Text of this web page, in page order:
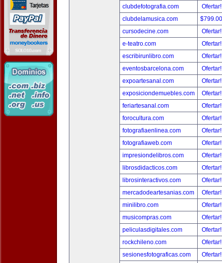
clubdefotografia.com
clubdelamusica.com
cursodecine.com
e-teatro.com
escribirunlibro.com
eventosbarcelona.com
expoartesanal.com
exposiciondemuebles.com
feriartesanal.com
forocultura.com
fotografiaenlinea.com
fotografiaweb.com
impresiondelibros.com
librosdidacticos.com
librosinteractivos.com
mercadodeartesanias.com
minilibro.com
musicompras.com
peliculasdigitales.com
rockchileno.com
sesionesfotograficas.com